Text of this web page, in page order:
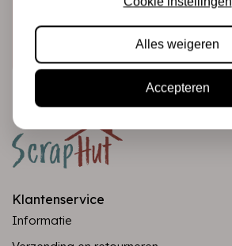
Klantenservice
Informatie
Alles weigeren
Accepteren